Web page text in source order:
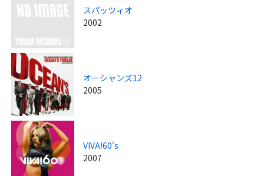
スパッツィオ
2002
オーシャンズ12
2005
VIVA!60's
2007